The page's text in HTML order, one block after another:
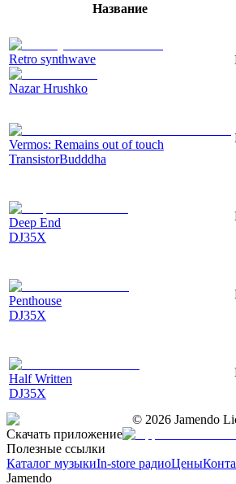
Название
Retro synthwave
Nazar Hrushko
Vermos: Remains out of touch
TransistorBudddha
Deep End
DJ35X
Penthouse
DJ35X
Half Written
DJ35X
© 2026 Jamendo
Скачать приложение
Полезные ссылки
Каталог музыкиIn-store радиоЦены
Jamendo